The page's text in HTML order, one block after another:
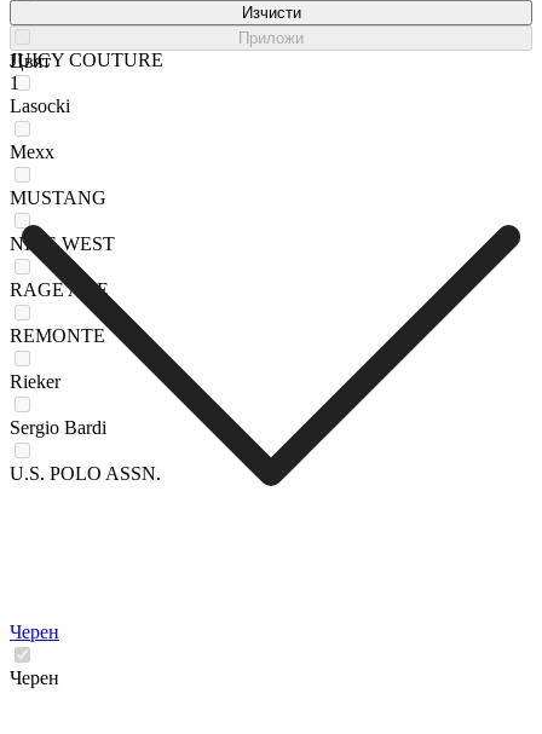
JUICY COUTURE
Lasocki
Mexx
MUSTANG
NINE WEST
RAGE AGE
REMONTE
Rieker
Sergio Bardi
U.S. POLO ASSN.
Изчисти
Приложи
Цвят
1
Черен
Черен